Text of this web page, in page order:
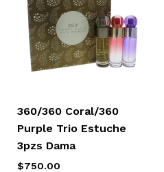
360/360 Coral/360
Purple Trio Estuche
3pzs Dama
$750.00